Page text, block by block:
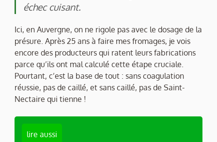
échec cuisant.
Ici, en Auvergne, on ne rigole pas avec le dosage de la
présure. Après 25 ans à faire mes fromages, je vois
encore des producteurs qui ratent leurs fabrications
parce qu’ils ont mal calculé cette étape cruciale.
Pourtant, c’est la base de tout : sans coagulation
réussie, pas de caillé, et sans caillé, pas de Saint-
Nectaire qui tienne !
lire aussi